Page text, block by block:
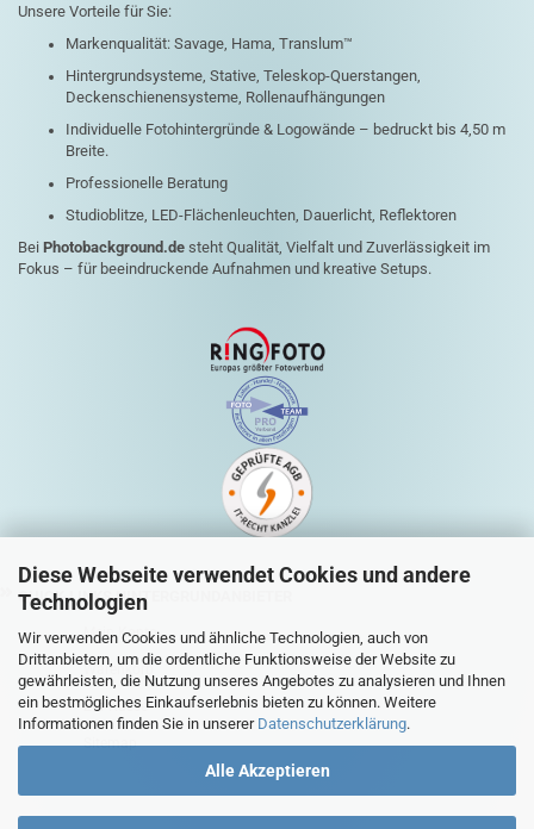
Diese Webseite verwendet Cookies und andere
Technologien
Wir verwenden Cookies und ähnliche Technologien, auch von
Drittanbietern, um die ordentliche Funktionsweise der Website zu
gewährleisten, die Nutzung unseres Angebotes zu analysieren und Ihnen
ein bestmögliches Einkaufserlebnis bieten zu können. Weitere
Informationen finden Sie in unserer Datenschutzerklärung.
Alle Akzeptieren
Unsere Vorteile für Sie:
Markenqualität: Savage, Hama, Translum™
Hintergrundsysteme, Stative, Teleskop-Querstangen,
Deckenschienensysteme, Rollenaufhängungen
Individuelle Fotohintergründe & Logowände – bedruckt bis 4,50 m
Breite.
Professionelle Beratung
Studioblitze, LED-Flächenleuchten, Dauerlicht, Reflektoren
Bei Photobackground.de steht Qualität, Vielfalt und Zuverlässigkeit im
Fokus – für beeindruckende Aufnahmen und kreative Setups.
QUICK-LINKS HINTERGRUNDANBIETER
Mein Konto
Warenkorb
Zur Kasse
Sitemap